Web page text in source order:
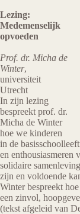
Lezing:
Medemenselijk
opvoeden
Prof. dr. Micha de
Winter,
universiteit
Utrecht
In zijn lezing
bespreekt prof. dr.
Micha de Winter
hoe we kinderen
in de
en enthousiasmeren
solidaire
zijn en voldoende
Winter bespreekt
een zinvol,
(tekst afgeleid van